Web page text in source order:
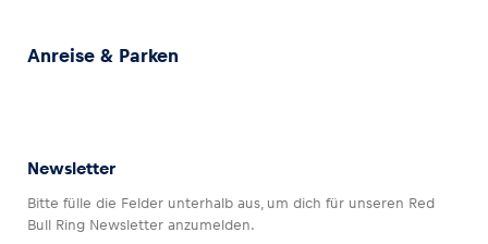
Anreise & Parken
Newsletter
Bitte fülle die Felder unterhalb aus, um dich für unseren Red
Bull Ring Newsletter anzumelden.